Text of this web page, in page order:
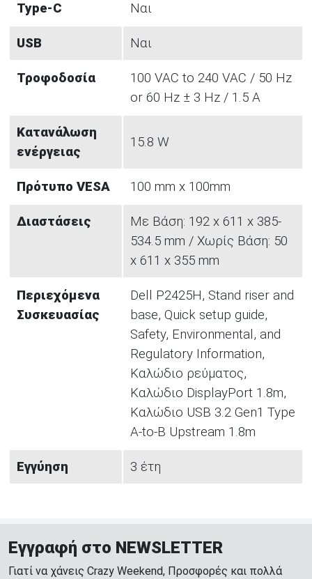
Type-C Ναι
USB Ναι
Τροφοδοσία
100 VAC to 240 VAC / 50 Hz
or 60 Hz ± 3 Hz / 1.5 A
Κατανάλωση
ενέργειας
15.8 W
Πρότυπο VESA 100 mm x 100mm
Διαστάσεις
Με Βάση: 192 x 611 x 385-
534.5 mm / Χωρίς Βάση: 50
x 611 x 355 mm
Περιεχόμενα
Συσκευασίας
Dell P2425H, Stand riser and
base, Quick setup guide,
Safety, Environmental, and
Regulatory Information,
Καλώδιο ρεύματος,
Καλώδιο DisplayPort 1.8m,
Καλώδιο USB 3.2 Gen1 Type
A-to-B Upstream 1.8m
Εγγύηση 3 έτη
Εγγραφή στο NEWSLETTER
Γιατί να χάνεις Crazy Weekend, Προσφορές και πολλά